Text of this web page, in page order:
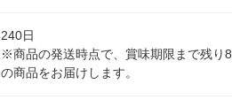
240日
※商品の発送時点で、賞味期限まで残り
の商品をお届けします。